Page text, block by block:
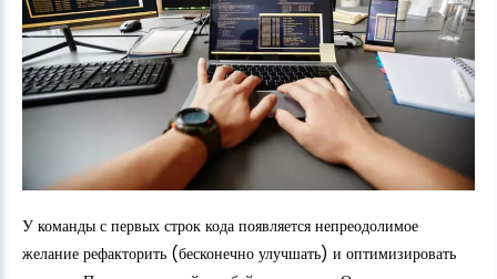
У команды с первых строк кода появляется непреодолимое
желание рефакторить (бесконечно улучшать) и оптимизировать